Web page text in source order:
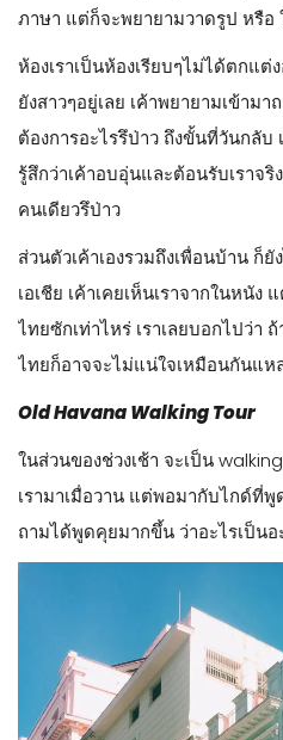
ภาษา แต่ก็จะพยายามวาดรูป หรือ
ห้องเราเป็นห้องเรียบๆไม่ได้ตกแ
ยังสาวๆอยู่เลย เค้าพยายามเข้าม
ต้องการอะไรรึป่าว ถึงขั้นที่วันกลับ
รู้สึกว่าเค้าอบอุ่นและต้อนรับเราจริ
คนเดียวรึป่าว
ส่วนตัวเค้าเองรวมถึงเพื่อนบ้าน ก็
เอเชีย เค้าเคยเห็นเราจากในหนัง
ไทยซักเท่าไหร่ เราเลยบอกไปว่า
ไทยก็อาจจะไม่แน่ใจเหมือนกันแห
Old Havana Walking Tour
ในส่วนของช่วงเช้า จะเป็น
เรามาเมื่อวาน แต่พอมากับไกด์ที่
ถามได้พูดคุยมากขึ้น ว่าอะไรเป็นอ